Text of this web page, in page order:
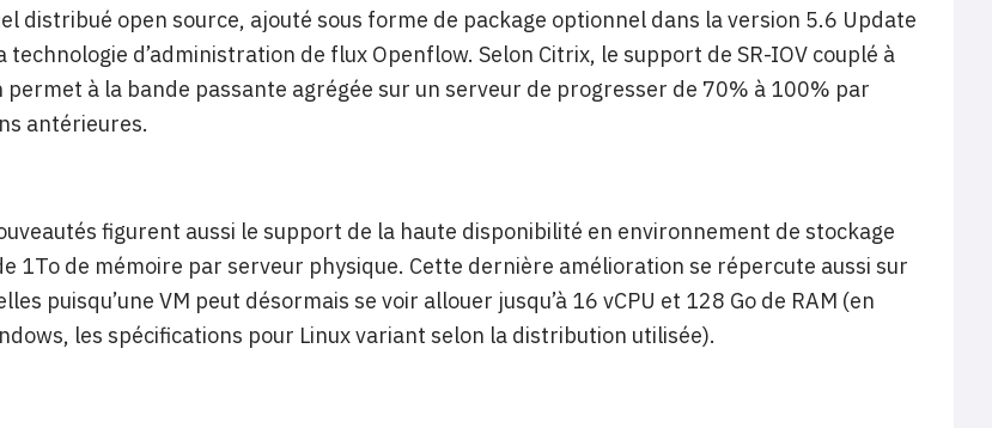
distribué open source, ajouté sous forme de package optionnel dans la version 5.6 Update
technologie d’administration de flux Openflow. Selon Citrix, le support de SR-IOV couplé à
permet à la bande passante agrégée sur un serveur de progresser de 70% à 100% par
antérieures.
figurent aussi le support de la haute disponibilité en environnement de stockage
1To de mémoire par serveur physique. Cette dernière amélioration se répercute aussi sur
puisqu’une VM peut désormais se voir allouer jusqu’à 16 vCPU et 128 Go de RAM (en
les spécifications pour Linux variant selon la distribution utilisée).